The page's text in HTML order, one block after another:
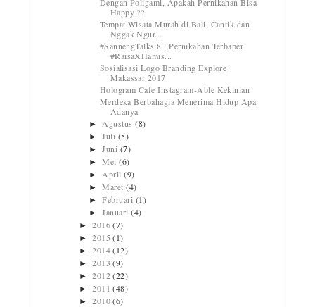
Happy ??
Tempat Wisata Murah di Bali, Cantik dan
Nggak Ngur...
#SannengTalks 8 : Pernikahan Terbaper
#RaisaXHamis...
Sosialisasi Logo Branding Explore
Makassar 2017
Hologram Cafe Instagram-Able Kekinian
Merdeka Berbahagia Menerima Hidup Apa
Adanya
► Agustus(8)
►Juli (5)
►Juni (7)
►Mei(6)
► April(9)
►Maret(4)
►Februari (1)
►Januari(4)
►2016(7)
►2015(1)
►2014(12)
►2013(9)
►2012(22)
►2011(48)
►2010(6)